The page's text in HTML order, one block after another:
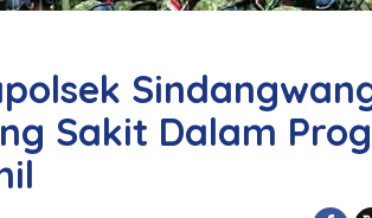
Sakit Dalam